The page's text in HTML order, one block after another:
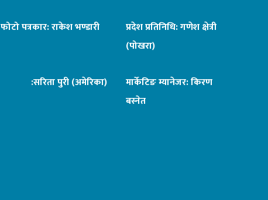
फोटो पत्रकार: राकेश भण्डारी
प्रदेश प्रतिनिधि: गणेश क्षेत्री
(पोखरा)
:सरिता पुरी (अमेरिका)
मार्केटिङ म्यानेजर: किरण
बस्नेत